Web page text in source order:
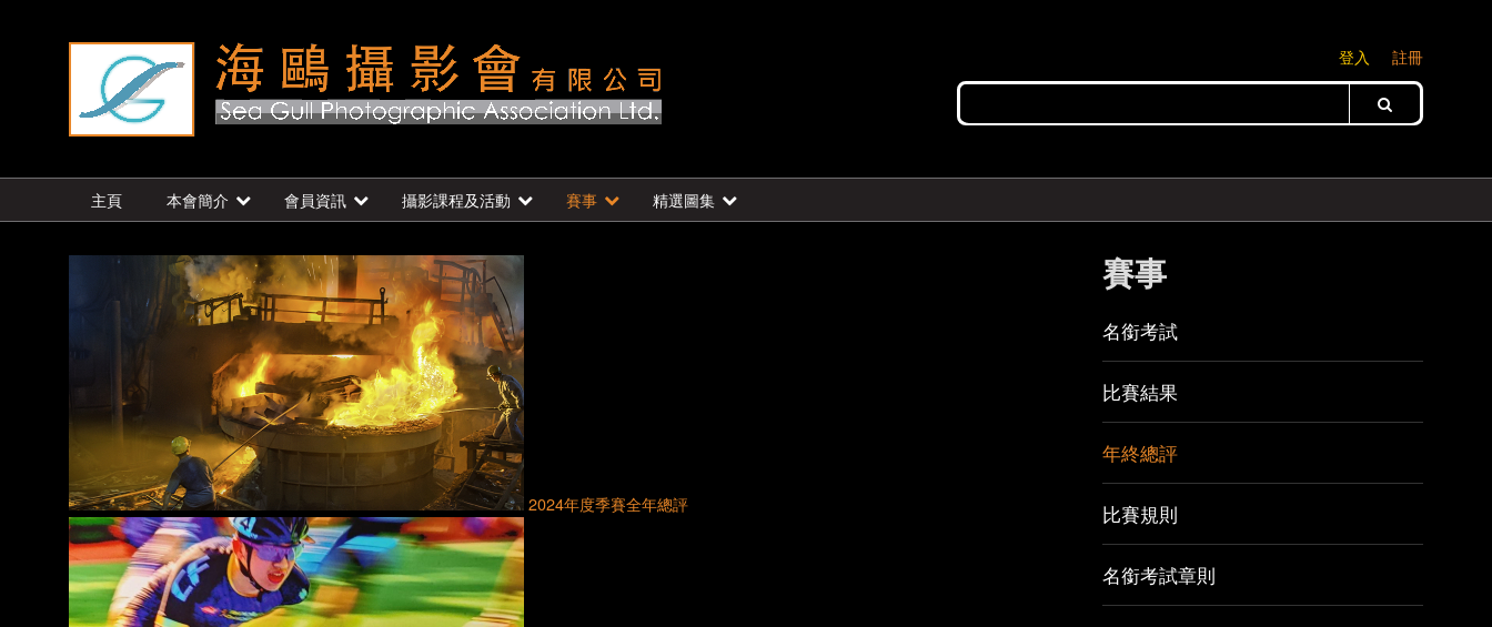
登入 註冊
主頁 本會簡介 會員資訊 攝影課程及活動 賽事 精選圖集
2024年度季賽全年總評
賽事
名銜考試
比賽結果
年終總評
比賽規則
名銜考試章則